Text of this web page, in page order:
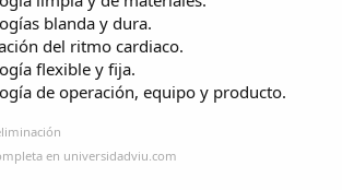
blanda y dura.
del ritmo cardiaco.
flexible y fija.
de operación, equipo y producto.
en universidadviu.com